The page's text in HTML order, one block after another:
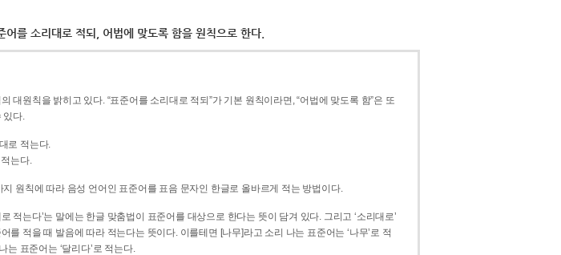
어를 소리대로 적되, 어법에 맞도록 함을 원칙으로 한다.
대원칙을 밝히고 있다. “표준어를 소리대로 적되”가 기본 원칙이라면, “어법에 맞도록 함”은 또
있다.
로 적는다.
는다.
지 원칙에 따라 음성 언어인 표준어를 표음 문자인 한글로 올바르게 적는 방법이다.
적는다’는 말에는 한글 맞춤법이 표준어를 대상으로 한다는 뜻이 담겨 있다. 그리고 ‘소리대로’
따라 적는다는 뜻이다. 이를테면 [나무]라고 소리 나는 표준어는 ‘나무’로 적
는 표준어는 ‘달리다’로 적는다.